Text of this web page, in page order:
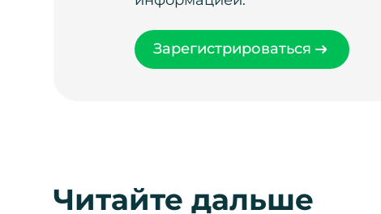
Зарегистрироваться
Читайте дальше